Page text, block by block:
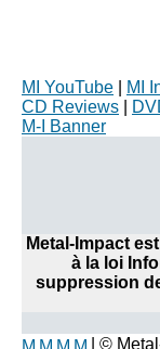
MI YouTube
MI
CD Reviews
M-I Banner
Metal-Impact
à la loi
suppression
| ©